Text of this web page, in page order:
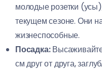
молодые розетки
текущем сезоне. Они
жизнеспособные.
Посадка:
см друг от друга,